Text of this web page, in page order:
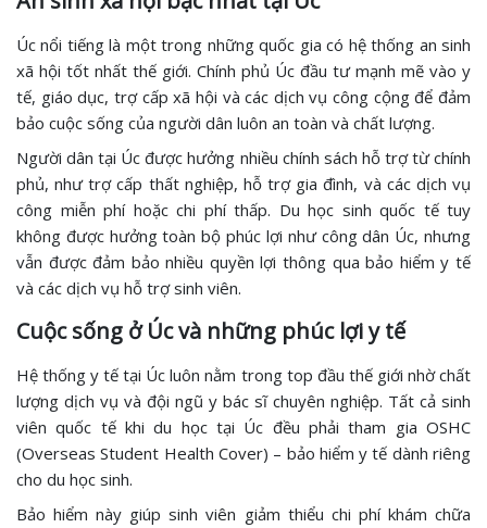
Úc nổi tiếng là một trong những quốc gia có hệ thống an sinh
xã hội tốt nhất thế giới. Chính phủ Úc đầu tư mạnh mẽ vào y
tế, giáo dục, trợ cấp xã hội và các dịch vụ công cộng để đảm
bảo cuộc sống của người dân luôn an toàn và chất lượng.
Người dân tại Úc được hưởng nhiều chính sách hỗ trợ từ chính
phủ, như trợ cấp thất nghiệp, hỗ trợ gia đình, và các dịch vụ
công miễn phí hoặc chi phí thấp. Du học sinh quốc tế tuy
không được hưởng toàn bộ phúc lợi như công dân Úc, nhưng
vẫn được đảm bảo nhiều quyền lợi thông qua bảo hiểm y tế
và các dịch vụ hỗ trợ sinh viên.
Cuộc sống ở Úc và những phúc lợi y tế
Hệ thống y tế tại Úc luôn nằm trong top đầu thế giới nhờ chất
lượng dịch vụ và đội ngũ y bác sĩ chuyên nghiệp. Tất cả sinh
viên quốc tế khi du học tại Úc đều phải tham gia OSHC
(Overseas Student Health Cover) – bảo hiểm y tế dành riêng
cho du học sinh.
Bảo hiểm này giúp sinh viên giảm thiểu chi phí khám chữa